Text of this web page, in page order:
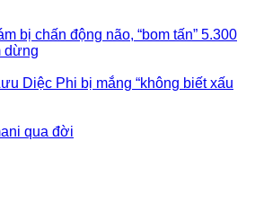
bị chấn động não, “bom tấn” 5.300
dừng
Diệc Phi bị mắng “không biết xấu
qua đời